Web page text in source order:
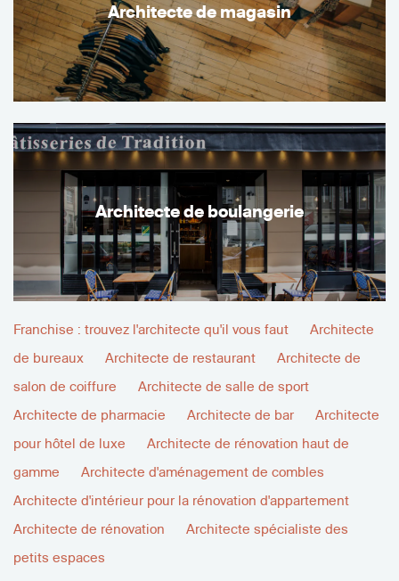
Architecte de magasin
Architecte de boulangerie
Franchise : trouvez l'architecte qu'il vous faut
Architecte
de bureaux
Architecte de restaurant
Architecte de
salon de coiffure
Architecte de salle de sport
Architecte de pharmacie
Architecte de bar
Architecte
pour hôtel de luxe
Architecte de rénovation haut de
gamme
Architecte d'aménagement de combles
Architecte d'intérieur pour la rénovation d'appartement
Architecte de rénovation
Architecte spécialiste des
petits espaces